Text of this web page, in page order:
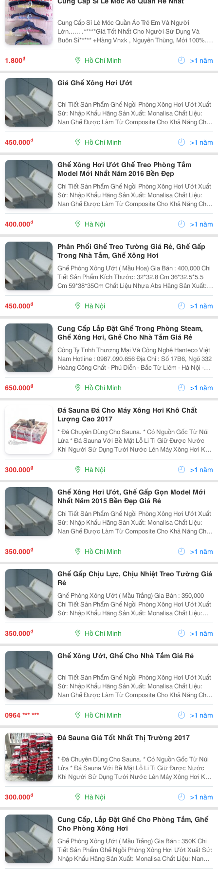
Cung Cấp Sỉ Lẻ Móc Quần Áo Trẻ Em Và Người
Lớn...... .*****Giá Tốt Nhất Cho Người Sử Dụng Và
Buôn Sỉ***** +Hàng Vnxk , Nguyên Thùng, Mới 100%.
+Hàng Có Sẵng,Giao Hàng Nhanh +Ship Các Tỉnh
Thành. Liên Hê: Cửa Hàng Ngọc Bích 1061 Lũy Bán
Bích Quận Tân
1.800₫ Hồ Chí Minh >1 năm
Giá Ghế Xông Hơi Ướt
Chi Tiết Sản Phẩm Ghế Ngồi Phòng Xông Hơi Ướt Xuất
Sứ: Nhập Khẩu Hãng Sản Xuất: Monalisa Chất Liệu:
Nan Ghế Được Làm Từ Composite Cho Khả Năng Chịu
Lực, Chống Nước, Ẩm Ướt Sơn Tĩnh Điện Cao Cấp
Không Bong Tróc Trong Quá Trình Sử Dụng Kể C
450.000₫ Hồ Chí Minh >1 năm
Ghế Xông Hơi Ướt Ghế Treo Phòng Tắm
Model Mới Nhẩt Năm 2016 Bền Đẹp
Chi Tiết Sản Phẩm Ghế Ngồi Phòng Xông Hơi Ướt Xuất
Sứ: Nhập Khẩu Hãng Sản Xuất: Monalisa Chất Liệu:
Nan Ghế Được Làm Từ Composite Cho Khả Năng Chịu
Lực, Chống Nước, Ẩm Ướt Sơn Tĩnh Điện Cao Cấp
Không Bong Tróc Trong Quá Trình Sử Dụng Kể C
400.000₫ Hà Nội >1 năm
Phân Phối Ghế Treo Tường Giá Rẻ, Ghế Gấp
Trong Nhà Tắm, Ghế Xông Hơi
Ghế Phòng Xông Ướt ( Mầu Hoa) Gia Bán : 400,000 Chi
Tiết Sản Phẩm Kích Thước: 32*32.8 Cm 36*32.5*5.5
Cm 59*38*35Cm Chất Liệu Nhựa Abs Hãng Sản Xuất:
Monalisa Chịu Trọng Lượng 130Kg Chất Liệu: Nan Ghế
450.000₫ Hà Nội >1 năm
Cung Cấp Lắp Đặt Ghế Trong Phòng Steam,
Ghế Xông Hơi, Ghế Cho Nhà Tắm Giá Rẻ
Công Ty Tnhh Thương Mại Và Công Nghệ Hanteco Việt
Nam Hotline : 0987.090.656 Địa Chỉ : Số 17B6, Ngõ 332
Hoàng Công Chất - Phú Diễn - Bắc Từ Liêm - Hà Nội -
Hotline: 0964.835.825 - 0987.090.656
650.000₫ Hồ Chí Minh >1 năm
Đá Sauna Đá Cho Máy Xông Hơi Khô Chất
Lượng Cao 2017
* Đá Chuyên Dùng Cho Sauna. * Có Nguồn Gốc Từ Núi
Lửa * Đá Sauna Với Bề Mặt Lỗ Li Ti Giữ Được Nước
Khi Người Sử Dụng Tưới Nước Lên Máy Xông Hơi Khô
Và Đá Sauna. * Hơi Nóng Thoát Ra Từ Đá Sauna Không
Gây Mùi, Nóng Gắt Mà Hơi Dịu Mát - Hotline
300.000₫ Hà Nội >1 năm
Ghế Xông Hơi Ướt, Ghế Gấp Gọn Model Mới
Nhẩt Năm 2015 Bền Đẹp Giá Rẻ
Chi Tiết Sản Phẩm Ghế Ngồi Phòng Xông Hơi Ướt Xuất
Sứ: Nhập Khẩu Hãng Sản Xuất: Monalisa Chất Liệu:
Nan Ghế Được Làm Từ Composite Cho Khả Năng Chịu
Lực, Chống Nước, Ẩm Ướt Sơn Tĩnh Điện Cao Cấp
Không Bong Tróc Trong Quá Trình Sử Dụng Kể C
350.000₫ Hồ Chí Minh >1 năm
Ghế Gấp Chịu Lực, Chịu Nhiệt Treo Tường Giá
Rẻ
Ghế Phòng Xông Ướt ( Mầu Trắng) Gia Bán : 350,000
Chi Tiết Sản Phẩm Ghế Ngồi Phòng Xông Hơi Ướt Xuất
Sứ: Nhập Khẩu Hãng Sản Xuất: Monalisa Chất Liệu:
Nan Ghế Được Làm Từ Composite Cho Khả Năng Chịu
Lực, Chống Nước, Ẩm Ướt Sơn Tĩn
350.000₫ Hồ Chí Minh >1 năm
Ghế Xông Ướt, Ghế Cho Nhà Tắm Giá Rẻ
Chi Tiết Sản Phẩm Ghế Ngồi Phòng Xông Hơi Ướt Xuất
Sứ: Nhập Khẩu Hãng Sản Xuất: Monalisa Chất Liệu:
Nan Ghế Được Làm Từ Composite Cho Khả Năng Chịu
Lực, Chống Nước, Ẩm Ướt Sơn Tĩnh Điện Cao Cấp
Không Bong Tróc Trong Quá Trình Sử Dụng Kể C
0964 *** *** Hồ Chí Minh >1 năm
Đá Sauna Giá Tốt Nhất Thị Trường 2017
* Đá Chuyên Dùng Cho Sauna. * Có Nguồn Gốc Từ Núi
Lửa * Đá Sauna Với Bề Mặt Lỗ Li Ti Giữ Được Nước
Khi Người Sử Dụng Tưới Nước Lên Máy Xông Hơi Khô
Và Đá Sauna. * Hơi Nóng Thoát Ra Từ Đá Sauna Không
Gây Mùi, Nóng Gắt Mà Hơi Dịu Mát Công Ty Tnhh
300.000₫ Hà Nội >1 năm
Cung Cấp, Lắp Đặt Ghế Cho Phòng Tắm, Ghế
Cho Phòng Xông Hơi
Ghế Phòng Xông Ướt ( Mầu Trắng) Gia Bán : 350K Chi
Tiết Sản Phẩm Ghế Ngồi Phòng Xông Hơi Ướt Xuất Sứ:
Nhập Khẩu Hãng Sản Xuất: Monalisa Chất Liệu: Nan
Ghế Được Làm Từ Composite Cho Khả Năng Chịu Lực,